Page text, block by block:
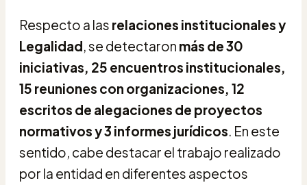
Respecto a las relaciones institucionales y
Legalidad, se detectaron más de 30
iniciativas, 25 encuentros institucionales,
15 reuniones con organizaciones, 12
escritos de alegaciones de proyectos
normativos y 3 informes jurídicos. En este
sentido, cabe destacar el trabajo realizado
por la entidad en diferentes aspectos